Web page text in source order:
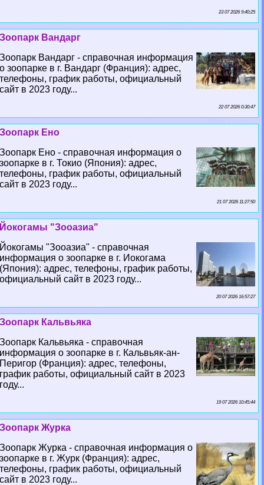
23 07 2026 9:40:25
Зоопарк Вандарг
Зоопарк Вандарг - справочная информация
о зоопарке в г. Вандарг (Франция): адрес,
телефоны, график работы, официальный
сайт в 2023 году...
22 07 2026 0:30:47
Зоопарк Ено
Зоопарк Ено - справочная информация о
зоопарке в г. Токио (Япония): адрес,
телефоны, график работы, официальный
сайт в 2023 году...
21 07 2026 11:27:50
Йокогамы "Зооазиа"
Йокогамы "Зооазиа" - справочная
информация о зоопарке в г. Иокогама
(Япония): адрес, телефоны, график работы,
официальный сайт в 2023 году...
20 07 2026 16:57:27
Зоопарк Кальвьяка
Зоопарк Кальвьяка - справочная
информация о зоопарке в г. Кальвьяк-ан-
Перигор (Франция): адрес, телефоны,
график работы, официальный сайт в 2023
году...
19 07 2026 10:45:44
Зоопарк Журка
Зоопарк Журка - справочная информация о
зоопарке в г. Журк (Франция): адрес,
телефоны, график работы, официальный
сайт в 2023 году...